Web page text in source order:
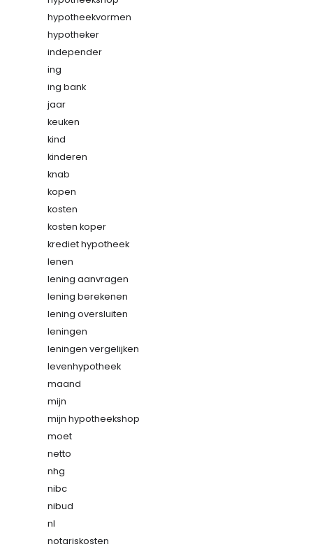
hypotheekvormen
hypotheker
independer
ing
ing bank
jaar
keuken
kind
kinderen
knab
kopen
kosten
kosten koper
krediet hypotheek
lenen
lening aanvragen
lening berekenen
lening oversluiten
leningen
leningen vergelijken
levenhypotheek
maand
mijn
mijn hypotheekshop
moet
netto
nhg
nibc
nibud
nl
notariskosten